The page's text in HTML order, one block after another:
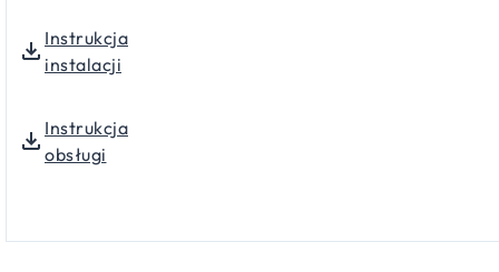
Instrukcja
instalacji
Instrukcja
obsługi